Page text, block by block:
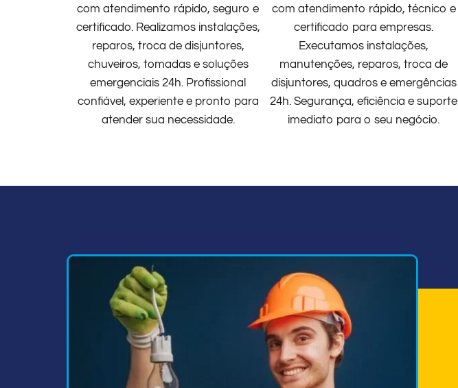
com atendimento rápido, seguro e
certificado. Realizamos instalações,
reparos, troca de disjuntores,
chuveiros, tomadas e soluções
emergenciais 24h. Profissional
confiável, experiente e pronto para
atender sua necessidade.
com atendimento rápido, técnico e
certificado para empresas.
Executamos instalações,
manutenções, reparos, troca de
disjuntores, quadros e emergências
24h. Segurança, eficiência e suporte
imediato para o seu negócio.